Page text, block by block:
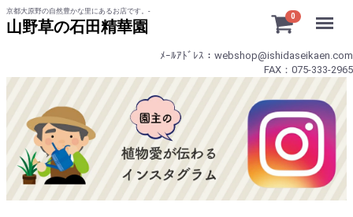
京都大原野の自然豊かな里にあるお店です。-
山野草の石田精華園
0
ﾒｰﾙｱﾄﾞﾚｽ：webshop@ishidaseikaen.com
FAX：075-333-2965